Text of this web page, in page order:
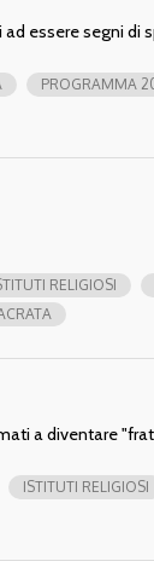
essere segni di
PROGRAMMA
RELIGIOSI
a diventare
ISTITUTI RELIGIOSI